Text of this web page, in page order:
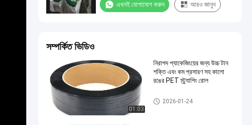
এখনই যোগাযোগ করুন আরও জানুন
সম্পর্কিত ভিডিও
01:03
নিরাপদ প্যাকেজিংয়ের জন্য উচ্চ টান
শক্তি এবং কম প্রসারণ সহ কালো
রঙের PET স্ট্র্যাপিং রোল
2026-01-24